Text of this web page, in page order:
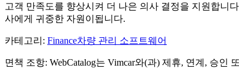
고객 만족도를 향상시켜 더 나은 의사 결정을 지원합니
사에게 귀중한 자원이됩니다.
카테고리 : Finance차량 관리 소프트웨어
면책 조항: WebCatalog는 Vimcar와(과) 제휴, 연계, 승